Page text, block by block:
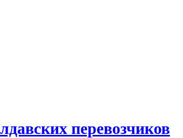
перевозчиков